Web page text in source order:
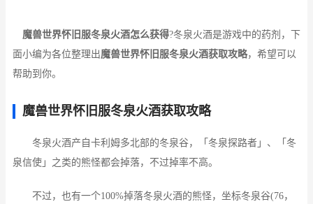
魔兽世界怀旧服冬泉火酒怎么获得?冬泉火酒是游戏中的药剂，下
面小编为各位整理出魔兽世界怀旧服冬泉火酒获取攻略，希望可以
帮助到你。
魔兽世界怀旧服冬泉火酒获取攻略
冬泉火酒产自卡利姆多北部的冬泉谷，「冬泉探路者」、「冬
泉信使」之类的熊怪都会掉落，不过掉率不高。
不过，也有一个100%掉落冬泉火酒的熊怪，坐标冬泉谷(76，